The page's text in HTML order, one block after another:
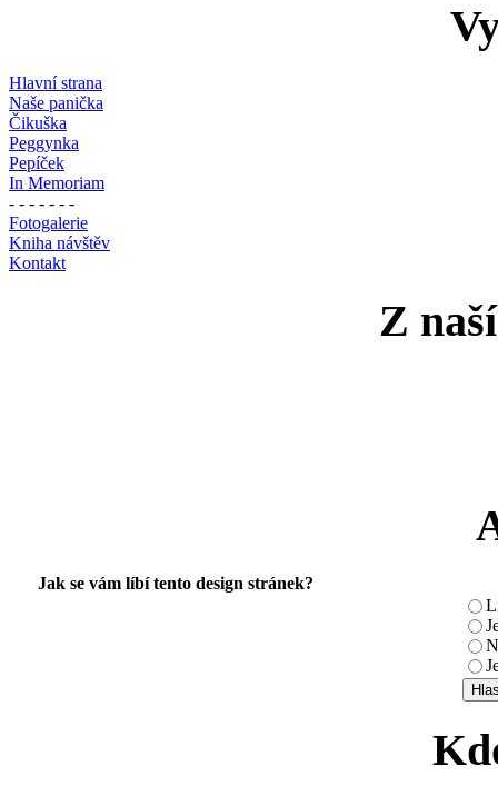
Hlavní strana
Naše panička
Čikuška
Peggynka
Pepíček
In Memoriam
- - - - - - -
Fotogalerie
Kniha návštěv
Kontakt
Z
Jak se vám líbí tento design stránek?